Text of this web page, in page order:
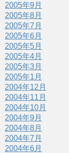
2005年9月
2005年8月
2005年7月
2005年6月
2005年5月
2005年4月
2005年3月
2005年1月
2004年12月
2004年11月
2004年10月
2004年9月
2004年8月
2004年7月
2004年6月